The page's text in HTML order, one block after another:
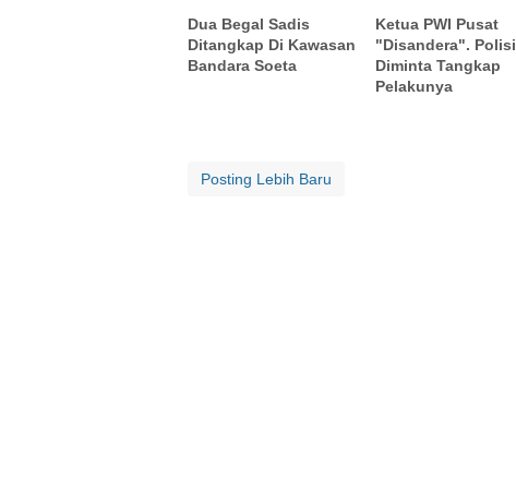
Dua Begal Sadis
Ditangkap Di Kawasan
Bandara Soeta
Ketua PWI Pusat
"Disandera". Polisi
Diminta Tangkap
Pelakunya
Posting Lebih Baru